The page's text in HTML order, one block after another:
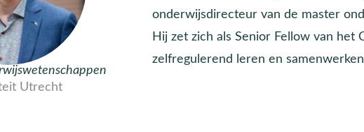
Utrecht
onderwijsdirecteur van de master
Hij zet zich als Senior Fellow van het
zelfregulerend leren en